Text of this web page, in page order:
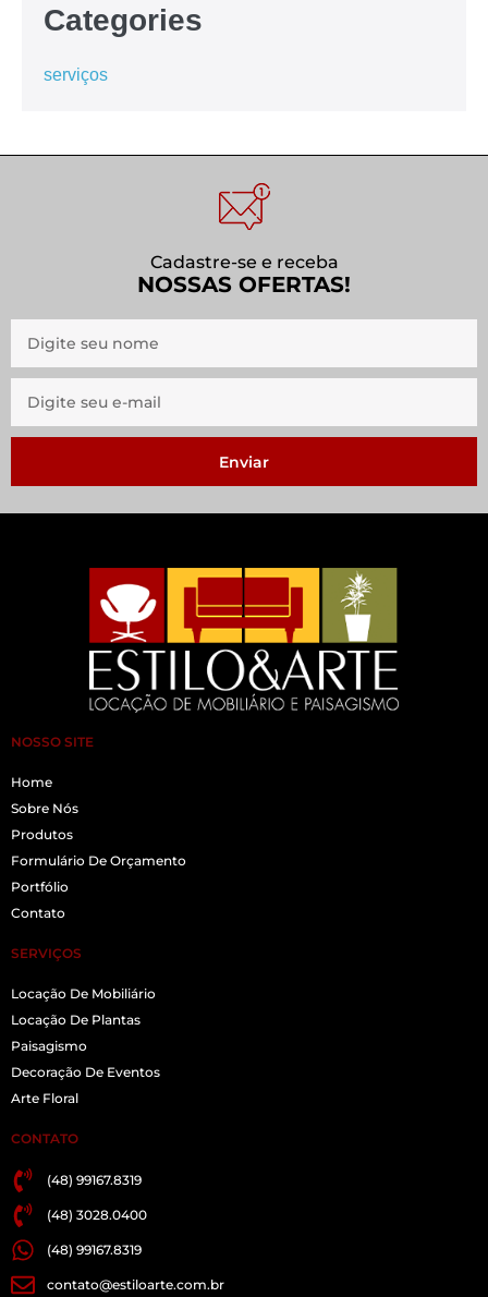
Categories
serviços
Cadastre-se e receba
NOSSAS OFERTAS!
Enviar
NOSSO SITE
Home
Sobre Nós
Produtos
Formulário De Orçamento
Portfólio
Contato
SERVIÇOS
Locação De Mobiliário
Locação De Plantas
Paisagismo
Decoração De Eventos
Arte Floral
CONTATO
(48) 99167.8319
(48) 3028.0400
(48) 99167.8319
contato@estiloarte.com.br